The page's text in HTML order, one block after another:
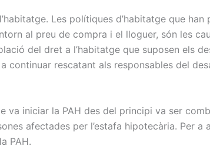
Les polítiques d’habitatge que
al preu de compra i el lloguer, són les
del dret a l’habitatge que suposen els
continuar rescatant als responsables del
va iniciar la PAH des del principi va ser
afectades per l’estafa hipotecària. Per
PAH.